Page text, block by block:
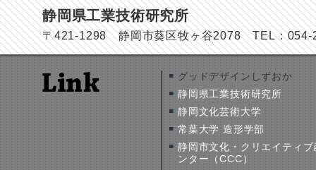
静岡県工業技術研究所
〒421-1298 静岡市葵区牧ヶ谷2078 TEL：
グッドデザインしずおか
静岡県工業技術研究所
静岡文化芸術大学
常葉大学 造形学部
静岡市文化・クリエイティ
ンター（CCC）